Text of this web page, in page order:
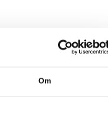
Om
engelska